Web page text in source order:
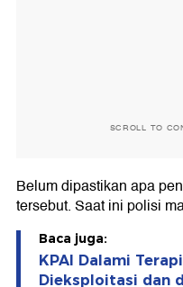
SCROLL TO
Belum dipastikan apa
tersebut. Saat ini polisi
Baca juga:
KPAI Dalami
Dieksploitasi dan